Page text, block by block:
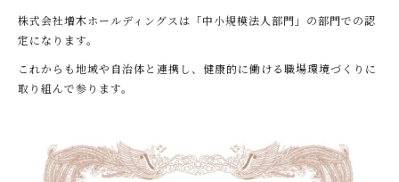
株式会社増木ホールディングスは「中小規模法人部門」の部門での認
定になります。
これからも地域や自治体と連携し、健康的に働ける職場環境づくりに
取り組んで参ります。